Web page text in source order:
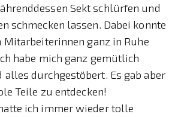
Sekt schlürfen und
schmecken lassen. Dabei konnte
Mitarbeiterinnen ganz in Ruhe
habe mich ganz gemütlich
alles durchgestöbert. Es gab aber
Teile zu entdecken!
ich immer wieder tolle